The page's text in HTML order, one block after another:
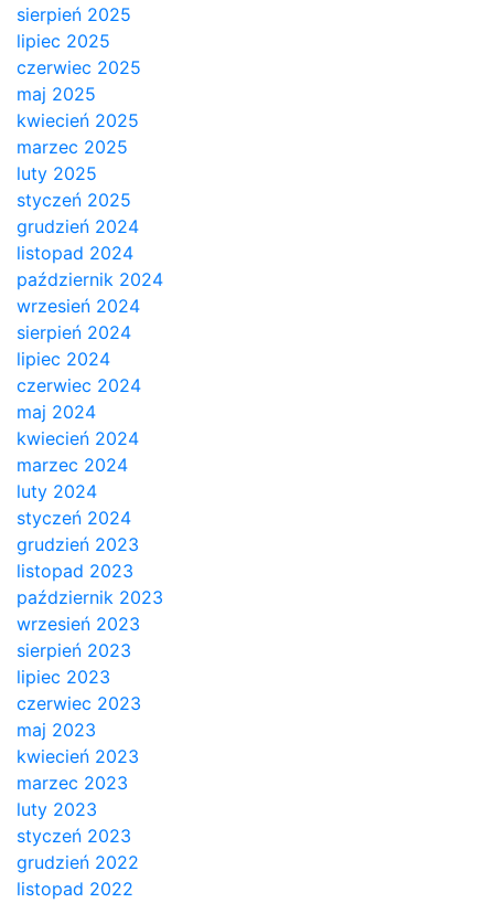
sierpień 2025
lipiec 2025
czerwiec 2025
maj 2025
kwiecień 2025
marzec 2025
luty 2025
styczeń 2025
grudzień 2024
listopad 2024
październik 2024
wrzesień 2024
sierpień 2024
lipiec 2024
czerwiec 2024
maj 2024
kwiecień 2024
marzec 2024
luty 2024
styczeń 2024
grudzień 2023
listopad 2023
październik 2023
wrzesień 2023
sierpień 2023
lipiec 2023
czerwiec 2023
maj 2023
kwiecień 2023
marzec 2023
luty 2023
styczeń 2023
grudzień 2022
listopad 2022